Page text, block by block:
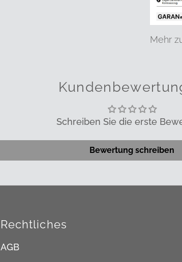
Mehr
Schreiben Sie die erste
Bewertung schreiben
Rechtliches
AGB